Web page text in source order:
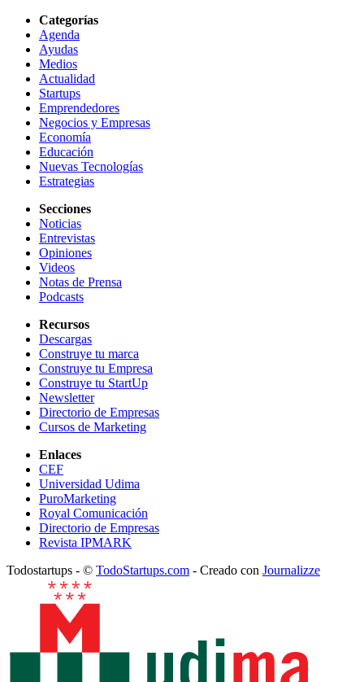
Categorías
Agenda
Ayudas
Medios
Actualidad
Startups
Emprendedores
Negocios y Empresas
Economía
Educación
Nuevas Tecnologías
Estrategias
Secciones
Noticias
Entrevistas
Opiniones
Videos
Notas de Prensa
Podcasts
Recursos
Descargas
Construye tu marca
Construye tu Empresa
Construye tu StartUp
Newsletter
Directorio de Empresas
Cursos de Marketing
Enlaces
CEF
Universidad Udima
PuroMarketing
Royal Comunicación
Directorio de Empresas
Revista IPMARK
Todostartups - © TodoStartups.com - Creado con Journalizze